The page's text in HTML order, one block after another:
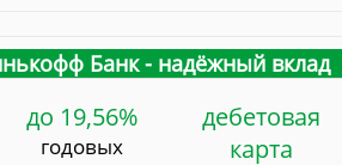
Банк - надёжный вклад
до 19,56%
годовых
дебетовая
карта